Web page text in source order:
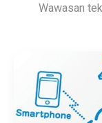
Wawasan